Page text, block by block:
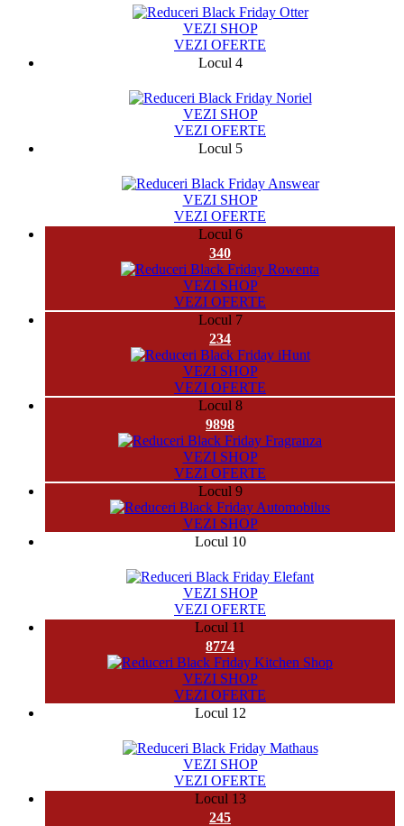
VEZI SHOP
VEZI OFERTE
Locul 4
VEZI SHOP
VEZI OFERTE
Locul 5
VEZI SHOP
VEZI OFERTE
Locul 6
340
VEZI SHOP
VEZI OFERTE
Locul 7
234
VEZI SHOP
VEZI OFERTE
Locul 8
9898
VEZI SHOP
VEZI OFERTE
Locul 9
VEZI SHOP
Locul 10
VEZI SHOP
VEZI OFERTE
Locul 11
8774
VEZI SHOP
VEZI OFERTE
Locul 12
VEZI SHOP
VEZI OFERTE
Locul 13
245